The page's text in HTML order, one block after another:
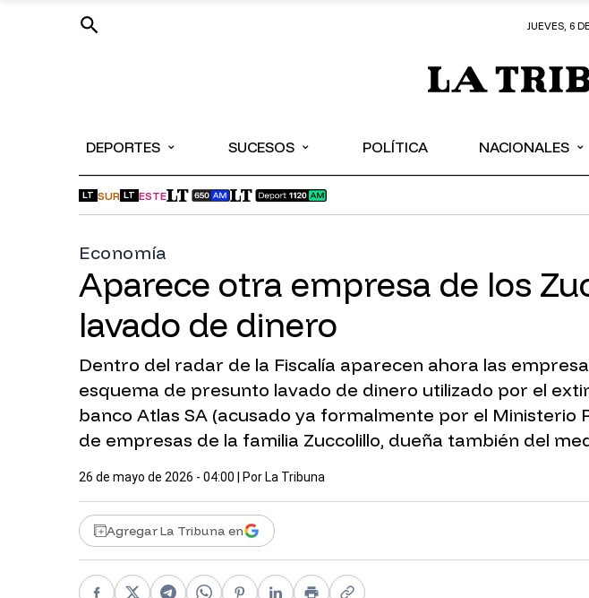
JUEVES, 6
DEPORTES ⌄ SUCESOS ⌄ POLÍTICA NACIONALES ⌄
LT SUR LT ESTE
Economía
Aparece otra empresa de los
lavado de dinero
Dentro del radar de la Fiscalía aparecen ahora las
esquema de presunto lavado de dinero utilizado por el
banco Atlas SA (acusado ya formalmente por el
de empresas de la familia Zuccolillo, dueña también del
26 de mayo de 2026 - 04:00 | Por La Tribuna
Agregar La Tribuna en